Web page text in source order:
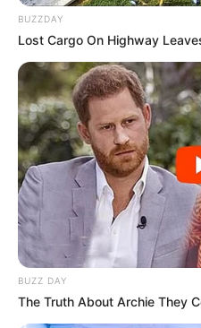
BUZZDAY
Lost Cargo On Highway
BUZZ DAY
The Truth About Archie They